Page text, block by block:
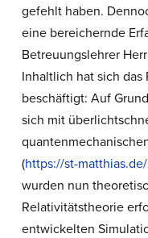
gefehlt haben.
eine bereichernde
Betreuungslehrer
Inhaltlich hat sich
beschäftigt: Auf
sich mit
(https://st-
wurden nun
Relativitätstheorie
entwickelten